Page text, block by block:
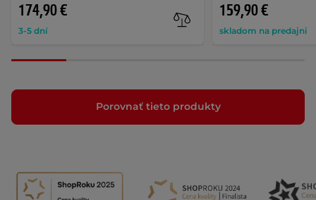
174,90 €
3-5 dní
159,90 €
skladom na predajni
Porovnať tieto produkty